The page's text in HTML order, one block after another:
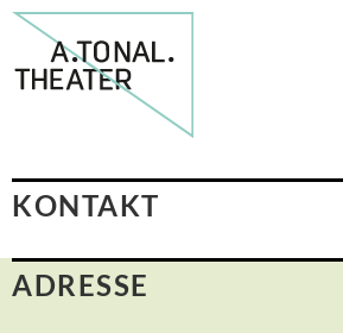
KONTAKT
ADRESSE